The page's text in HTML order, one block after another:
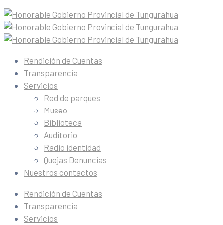
Rendición de Cuentas
Transparencia
Servicios
Red de parques
Museo
Biblioteca
Auditorio
Radio identidad
Quejas Denuncias
Nuestros contactos
Rendición de Cuentas
Transparencia
Servicios